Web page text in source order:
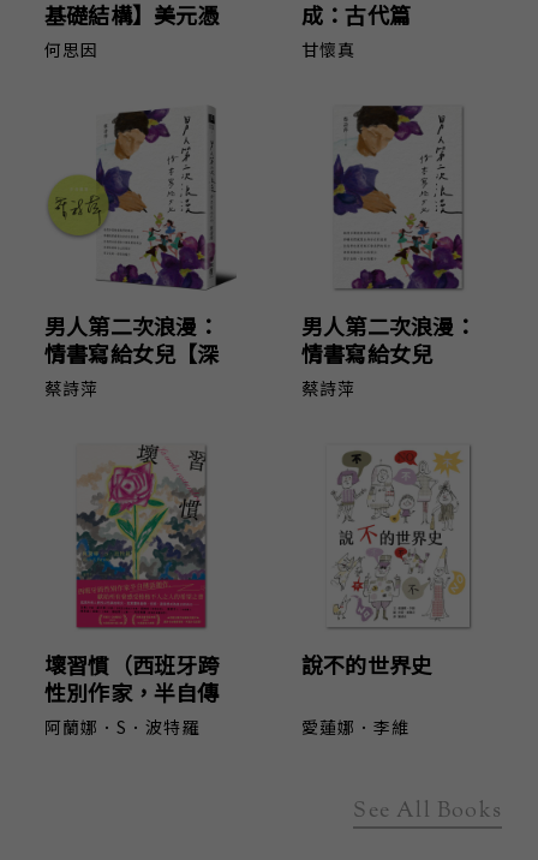
基礎結構】美元憑
什麼？：左右全球
何思因
成：古代篇
甘懷真
男人第二次浪漫：
情書寫給女兒【深
愛親簽版】
蔡詩萍
男人第二次浪漫：
情書寫給女兒
蔡詩萍
壞習慣（西班牙跨
性別作家，半自傳
話題作）
阿蘭娜．S．波特羅
說不的世界史
愛蓮娜．李維
See All Books